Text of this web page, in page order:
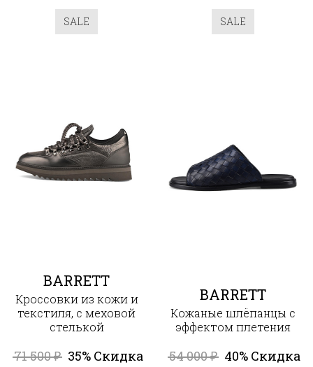
SALE SALE
BARRETT
Кроссовки из кожи и
текстиля, с меховой
стелькой
71 500₽ 35% Скидка
BARRETT
Кожаные шлёпанцы с
эффектом плетения
54 000₽ 40% Скидка